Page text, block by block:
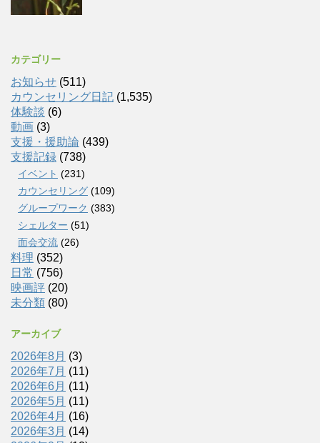
カテゴリー
お知らせ (511)
カウンセリング日記 (1,535)
体験談 (6)
動画 (3)
支援・援助論 (439)
支援記録 (738)
イベント (231)
カウンセリング (109)
グループワーク (383)
シェルター (51)
面会交流 (26)
料理 (352)
日常 (756)
映画評 (20)
未分類 (80)
アーカイブ
2026年8月 (3)
2026年7月 (11)
2026年6月 (11)
2026年5月 (11)
2026年4月 (16)
2026年3月 (14)